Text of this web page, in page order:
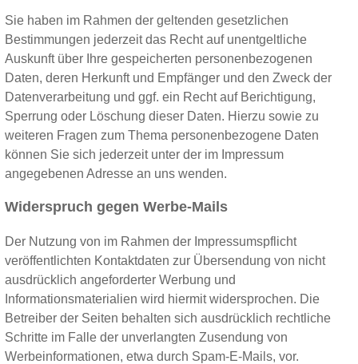
Sie haben im Rahmen der geltenden gesetzlichen
Bestimmungen jederzeit das Recht auf unentgeltliche
Auskunft über Ihre gespeicherten personenbezogenen
Daten, deren Herkunft und Empfänger und den Zweck der
Datenverarbeitung und ggf. ein Recht auf Berichtigung,
Sperrung oder Löschung dieser Daten. Hierzu sowie zu
weiteren Fragen zum Thema personenbezogene Daten
können Sie sich jederzeit unter der im Impressum
angegebenen Adresse an uns wenden.
Widerspruch gegen Werbe-Mails
Der Nutzung von im Rahmen der Impressumspflicht
veröffentlichten Kontaktdaten zur Übersendung von nicht
ausdrücklich angeforderter Werbung und
Informationsmaterialien wird hiermit widersprochen. Die
Betreiber der Seiten behalten sich ausdrücklich rechtliche
Schritte im Falle der unverlangten Zusendung von
Werbeinformationen, etwa durch Spam-E-Mails, vor.